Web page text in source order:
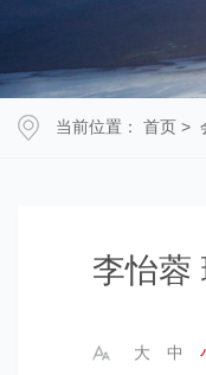
当前位置： 首页 >
李怡蓉
大 中